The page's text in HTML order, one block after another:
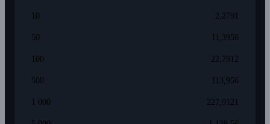
10 2,2791
50 11,3956
100 22,7912
500 113,956
1 000 227,9121